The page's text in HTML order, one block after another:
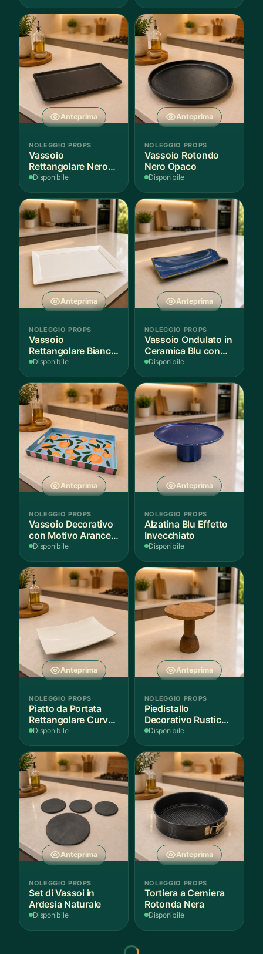
Anteprima
NOLEGGIO PROPS
Vassoio
Rettangolare Nero
Opaco
Disponibile
Anteprima
NOLEGGIO PROPS
Vassoio Rotondo
Nero Opaco
Disponibile
Anteprima
NOLEGGIO PROPS
Vassoio
Rettangolare Bianco
per Scenografie
Disponibile
Anteprima
NOLEGGIO PROPS
Vassoio Ondulato in
Ceramica Blu con
Bordo Dorato
Disponibile
Anteprima
NOLEGGIO PROPS
Vassoio Decorativo
con Motivo Arance e
Foglie
Disponibile
Anteprima
NOLEGGIO PROPS
Alzatina Blu Effetto
Invecchiato
Disponibile
Anteprima
NOLEGGIO PROPS
Piatto da Portata
Rettangolare Curvo
Bianco
Disponibile
Anteprima
NOLEGGIO PROPS
Piedistallo
Decorativo Rustico
in Legno
Disponibile
Anteprima
NOLEGGIO PROPS
Set di Vassoi in
Ardesia Naturale
Disponibile
Anteprima
NOLEGGIO PROPS
Tortiera a Cerniera
Rotonda Nera
Disponibile